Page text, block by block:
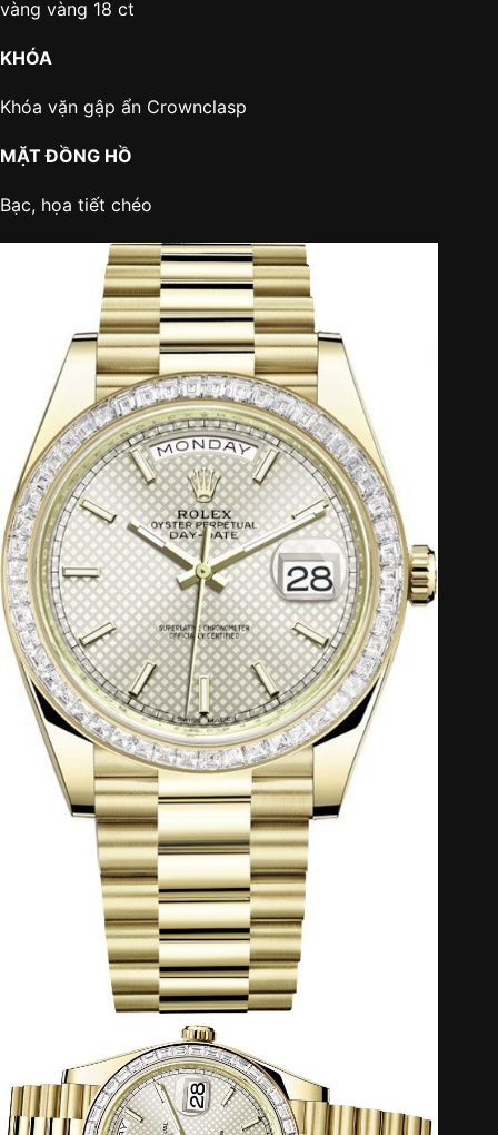
vàng vàng 18 ct
KHÓA
Khóa vặn gập ẩn Crownclasp
MẶT ĐỒNG HỒ
Bạc, họa tiết chéo